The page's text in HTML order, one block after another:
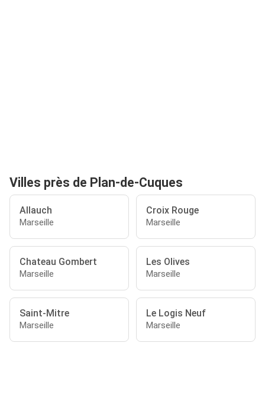
Villes près de Plan-de-Cuques
Allauch
Marseille
Croix Rouge
Marseille
Chateau Gombert
Marseille
Les Olives
Marseille
Saint-Mitre
Marseille
Le Logis Neuf
Marseille